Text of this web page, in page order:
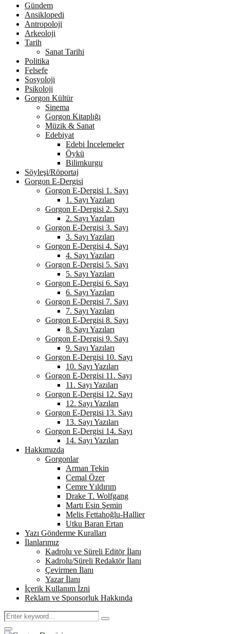
Gündem
Ansiklopedi
Antropoloji
Arkeoloji
Tarih
Sanat Tarihi
Politika
Felsefe
Sosyoloji
Psikoloji
Gorgon Kültür
Sinema
Gorgon Kitaplığı
Müzik & Sanat
Edebiyat
Edebi İncelemeler
Öykü
Bilimkurgu
Söyleşi/Röportaj
Gorgon E-Dergisi
Gorgon E-Dergisi 1. Sayı
1. Sayı Yazıları
Gorgon E-Dergisi 2. Sayı
2. Sayı Yazıları
Gorgon E-Dergisi 3. Sayı
3. Sayı Yazıları
Gorgon E-Dergisi 4. Sayı
4. Sayı Yazıları
Gorgon E-Dergisi 5. Sayı
5. Sayı Yazıları
Gorgon E-Dergisi 6. Sayı
6. Sayı Yazıları
Gorgon E-Dergisi 7. Sayı
7. Sayı Yazıları
Gorgon E-Dergisi 8. Sayı
8. Sayı Yazıları
Gorgon E-Dergisi 9. Sayı
9. Sayı Yazıları
Gorgon E-Dergisi 10. Sayı
10. Sayı Yazıları
Gorgon E-Dergisi 11. Sayı
11. Sayı Yazıları
Gorgon E-Dergisi 12. Sayı
12. Sayı Yazıları
Gorgon E-Dergisi 13. Sayı
13. Sayı Yazıları
Gorgon E-Dergisi 14. Sayı
14. Sayı Yazıları
Hakkımızda
Gorgonlar
Arman Tekin
Cemal Özer
Cemre Yıldırım
Drake T. Wolfgang
Martı Esin Şemin
Melis Fettahoğlu-Hallier
Utku Baran Ertan
Yazı Gönderme Kuralları
İlanlarımız
Kadrolu ve Süreli Editör İlanı
Kadrolu/Süreli Redaktör İlanı
Çevirmen İlanı
Yazar İlanı
İçerik Kullanım İzni
Reklam ve Sponsorluk Hakkında
Search
for:
Search
Primary